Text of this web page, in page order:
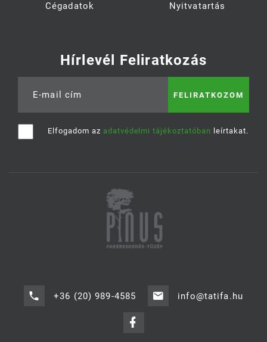
Cégadatok
Nyitvatartás
Hírlevél Feliratkozás
E-mail cím
Elfogadom az adatvédelmi tájékoztatóban leírtakat.
+36 (20) 989-4585 info@tatifa.hu